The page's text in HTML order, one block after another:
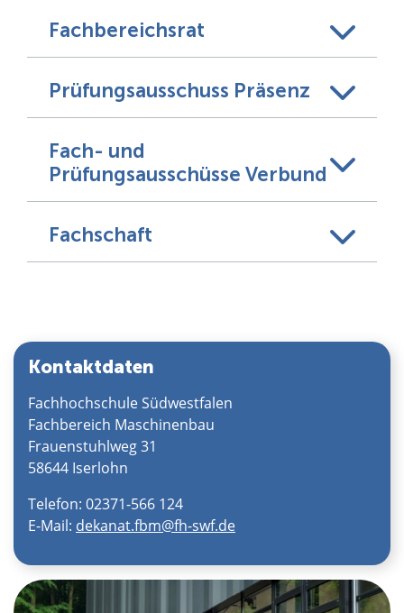
Fachbereichsrat
Prüfungsausschuss Präsenz
Fach- und
Prüfungsausschüsse Verbund
Fachschaft
Kontaktdaten
Fachhochschule Südwestfalen
Fachbereich Maschinenbau
Frauenstuhlweg 31
58644 Iserlohn
Telefon: 02371-566 124
E-Mail: dekanat.fbm@fh-swf.de